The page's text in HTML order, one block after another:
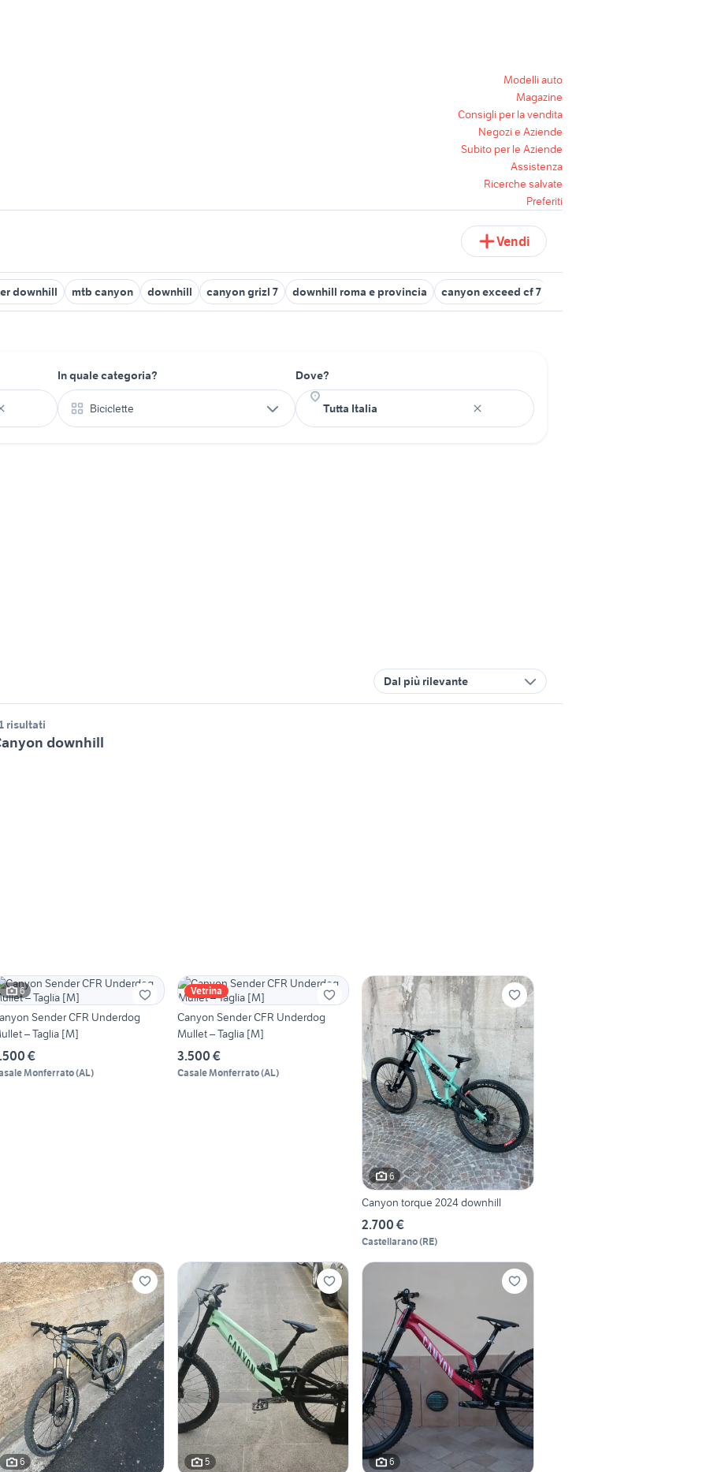
Modelli auto
Magazine
Consigli per la vendita
Negozi e Aziende
Subito per le Aziende
Assistenza
Ricerche salvate
Preferiti
Vendi
downhill mtb canyon downhill canyon grizl 7 downhill roma e provincia canyon exceed cf 7
In quale categoria?
Biciclette
Dove?
Dal più rilevante
risultati
downhill
6
Sender CFR Underdog
– Taglia [M]
€
Monferrato(AL)
Vetrina
Canyon Sender CFR Underdog
Mullet – Taglia [M]
3.500 €
Casale Monferrato(AL)
6
Canyon torque 2024 downhill
2.700 €
Castellarano(RE)
6 5 6